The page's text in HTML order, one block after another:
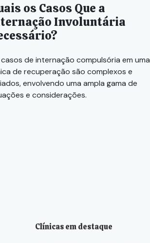
os Casos Que a
Involuntária
de internação compulsória em uma
de recuperação são complexos e
envolvendo uma ampla gama de
e considerações.
Clínicas em destaque